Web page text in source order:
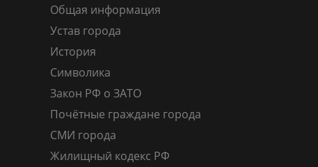
Общая информация
Устав города
История
Символика
Закон РФ о ЗАТО
Почётные граждане города
СМИ города
Жилищный кодекс РФ